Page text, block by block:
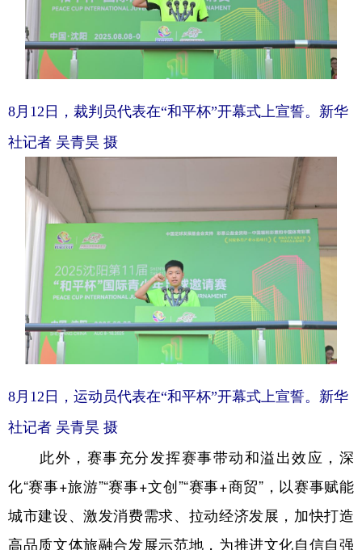
8月12日，裁判员代表在“和平杯”开幕式上宣誓。新华
社记者 吴青昊 摄
8月12日，运动员代表在“和平杯”开幕式上宣誓。新华
社记者 吴青昊 摄
此外，赛事充分发挥赛事带动和溢出效应，深
化“赛事+旅游”“赛事+文创”“赛事+商贸”，以赛事赋能
城市建设、激发消费需求、拉动经济发展，加快打造
高品质文体旅融合发展示范地，为推进文化自信自强